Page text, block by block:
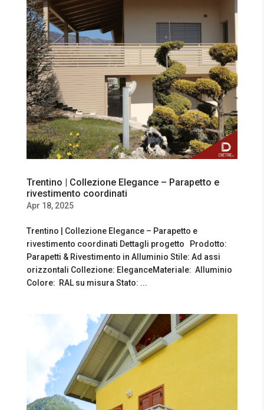
Trentino | Collezione Elegance – Parapetto e
rivestimento coordinati
Apr 18, 2025
Trentino | Collezione Elegance – Parapetto e
rivestimento coordinati Dettagli progetto Prodotto:
Parapetti & Rivestimento in Alluminio Stile: Ad assi
orizzontali Collezione: EleganceMateriale: Alluminio
Colore: RAL su misura Stato: ...